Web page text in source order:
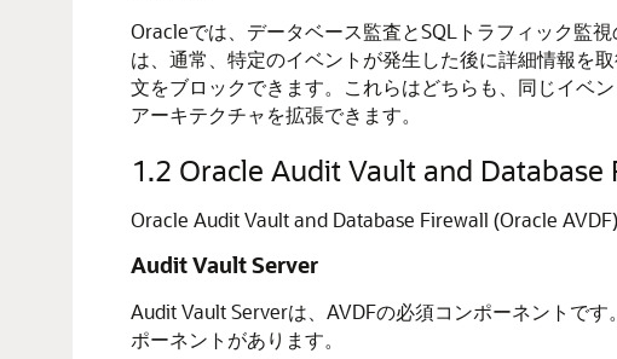
Oracleでは、データベース監査とSQLトラフィック監
は、通常、特定のイベントが発生した後に詳細情報を
文をブロックできます。これらはどちらも、同じイベ
アーキテクチャを拡張できます。
1.2 Oracle Audit Vault and
Oracle Audit Vault and Database Firewall (Oracle
Audit Vault Server
Audit Vault Serverは、AVDFの必須コンポーネントで
ポーネントがあります。